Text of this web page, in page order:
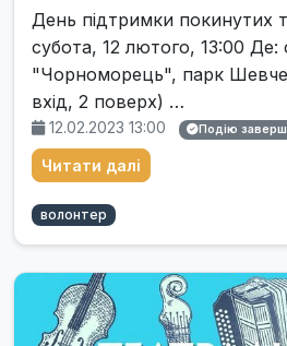
День підтримки покинутих
субота, 12 лютого, 13:00 Де:
"Чорноморець", парк
вхід, 2 поверх) …
12.02.2023 13:00 Подію
Читати далі
волонтер